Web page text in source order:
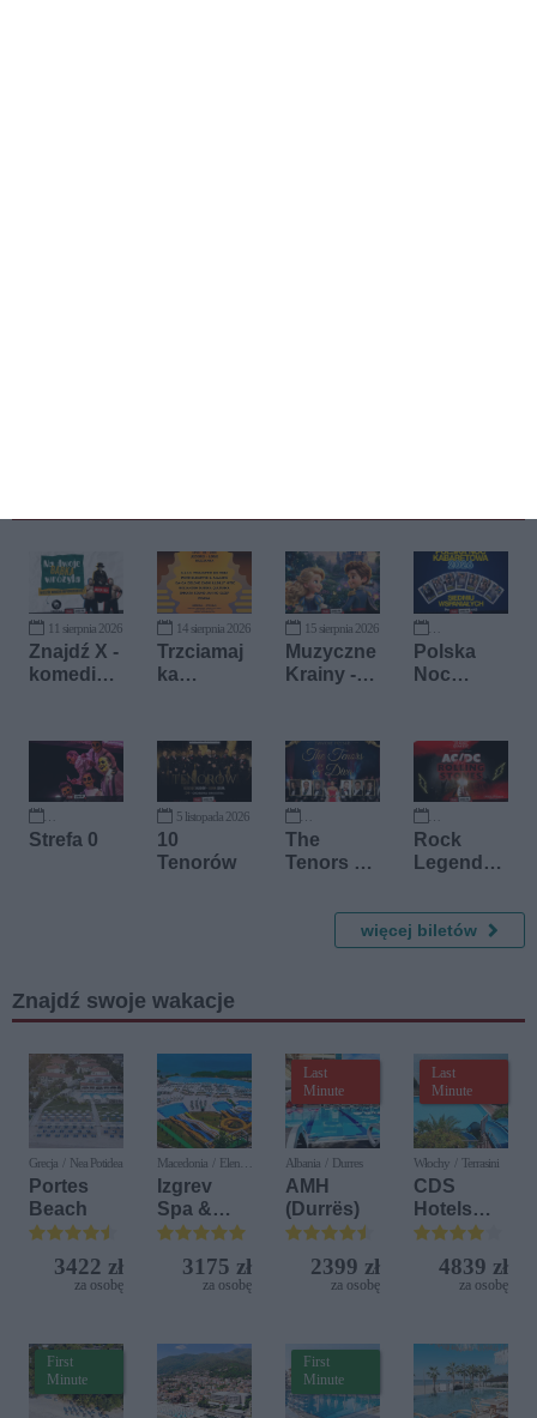
11 sierpnia 2026
Znajdź X -
komedia
14 sierpnia 2026
Trzciamaj
ka
15 sierpnia 2026
Muzyczne
Krainy -
dla dzieci
11 września 2026
Polska
Noc
6 października 2026
Strefa 0
5 listopada 2026
10
Tenorów
22 listopada 2026
The
Tenors &
27 listopada 2026
Rock
Legends -
The
Rolling
Stones by
więcej biletów
Znajdź swoje wakacje
Grecja / Nea Potidea
Portes
Beach
3422 zł
za osobę
Macedonia / Elen
Kamen
Izgrev
Spa &
Aquapark
3175 zł
za osobę
Last
Minute
Albania / Durres
AMH
(Durrës)
2399 zł
za osobę
Last
Minute
Włochy / Terrasini
CDS
Hotels
Terrasini
(ex. Citta
del Mare)
4839 zł
za osobę
First
Minute
First
Minute